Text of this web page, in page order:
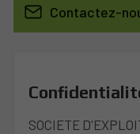
Contactez-
SOCIETE